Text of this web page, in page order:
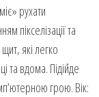
рухати
пікселізації та
які легко
та вдома. Підійде
грою. Вік: